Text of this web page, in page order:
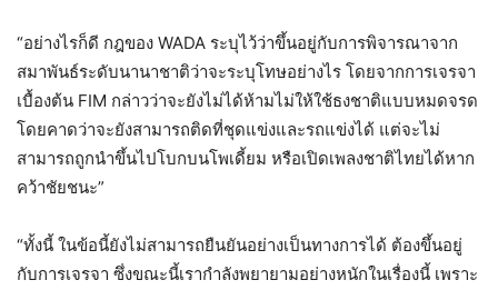
“อย่างไรก็ดี กฎของ WADA ระบุไว้ว่าขึ้นอยู่กับการพิจารณาจาก
สมาพันธ์ระดับนานาชาติว่าจะระบุโทษอย่างไร โดยจากการเจรจา
เบื้องต้น FIM กล่าวว่าจะยังไม่ได้ห้ามไม่ให้ใช้ธงชาติแบบหมดจรด
โดยคาดว่าจะยังสามารถติดที่ชุดแข่งและรถแข่งได้ แต่จะไม่
สามารถถูกนำขึ้นไปโบกบนโพเดี้ยม หรือเปิดเพลงชาติไทยได้หาก
คว้าชัยชนะ”
“ทั้งนี้ ในข้อนี้ยังไม่สามารถยืนยันอย่างเป็นทางการได้ ต้องขึ้นอยู่
กับการเจรจา ซึ่งขณะนี้เรากำลังพยายามอย่างหนักในเรื่องนี้ เพราะ